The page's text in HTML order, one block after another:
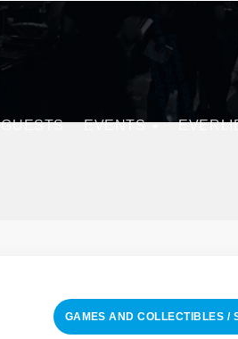
GUESTS EVENTS
GAMES AND COLLECTIBLES /